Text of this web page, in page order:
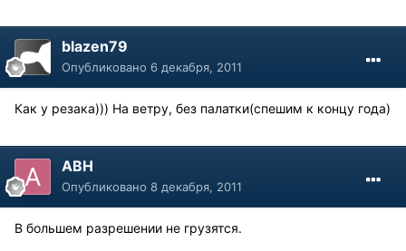
blazen79
Опубликовано 6 декабря, 2011
Как у резака))) На ветру, без палатки(спешим к концу года)
АВН
Опубликовано 8 декабря, 2011
В большем разрешении не грузятся.